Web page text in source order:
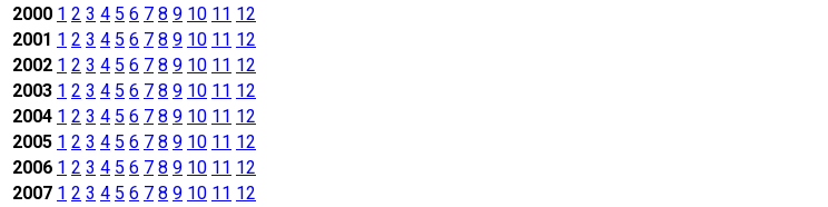
2000 1 2 3 4 5 6 7 8 9 10 11 12
2001 1 2 3 4 5 6 7 8 9 10 11 12
2002 1 2 3 4 5 6 7 8 9 10 11 12
2003 1 2 3 4 5 6 7 8 9 10 11 12
2004 1 2 3 4 5 6 7 8 9 10 11 12
2005 1 2 3 4 5 6 7 8 9 10 11 12
2006 1 2 3 4 5 6 7 8 9 10 11 12
2007 1 2 3 4 5 6 7 8 9 10 11 12